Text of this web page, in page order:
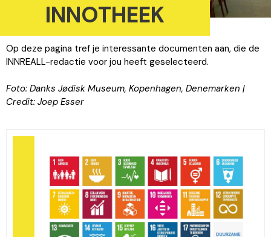
INNOTHEEK
Op deze pagina tref je interessante documenten aan, die de
INNREALL-redactie voor jou heeft geselecteerd.
Foto: Danks Jødisk Museum, Kopenhagen, Denemarken |
Credit: Joep Esser